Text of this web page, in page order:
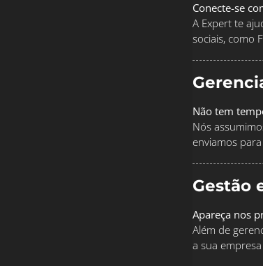
Conecte-se
A Expert te
sociais, como
Não tem
Nós
enviamos
Gestão
Apareça nos
Além de
a sua